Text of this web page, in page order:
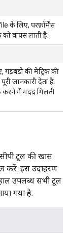
के लिए, परफ़ॉर्मेंस
को वापस लाती है.
गड़बड़ी की मेट्रिक की
जानकारी देता है.
करने में मदद मिलती
टूल की खास
करें. इस उदाहरण
उपलब्ध सभी टूल
गया है.